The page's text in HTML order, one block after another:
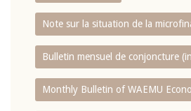
Note sur la situation de la
Bulletin mensuel de conjoncture
Monthly Bulletin of WAEMU